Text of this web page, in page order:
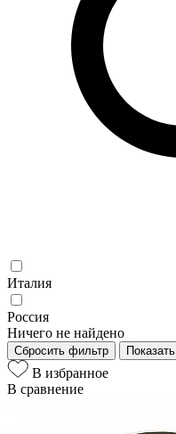
Италия
Россия
Ничего не найдено
Сбросить фильтр Показать
В избранное
В сравнение